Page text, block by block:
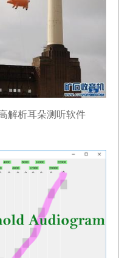
解析耳朵测听软件​